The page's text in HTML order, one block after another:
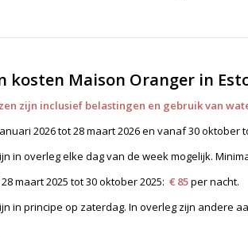
kosten Maison Oranger in
zijn inclusief belastingen en gebruik van
2026 tot 28 maart 2026 en vanaf 30 oktober
in overleg elke dag van de week mogelijk.
maart 2025 tot 30 oktober 2025: € 85per nacht.
in principe op zaterdag. In overleg zijn andere